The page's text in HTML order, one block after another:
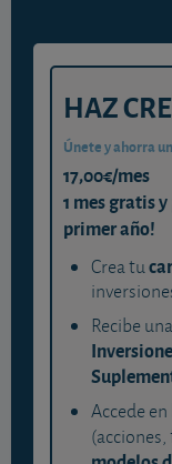
HAZ
Únete y ahorra
17,00€/mes
1 mes gratis
primer año!
Crea tu
Recibe una
Accede
(acciones,